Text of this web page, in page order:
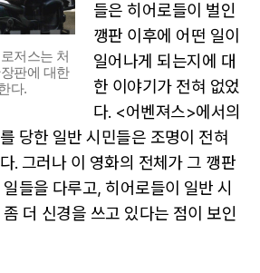
저스는 처
판에 대한
다.
들은 히어로들이 벌인
깽판 이후에 어떤 일이
일어나게 되는지에 대
한 이야기가 전혀 없었
다. <어벤져스>에서의
당한 일반 시민들은 조명이 전혀
. 그러나 이 영화의 전체가 그 깽판
들을 다루고, 히어로들이 일반 시
더 신경을 쓰고 있다는 점이 보인